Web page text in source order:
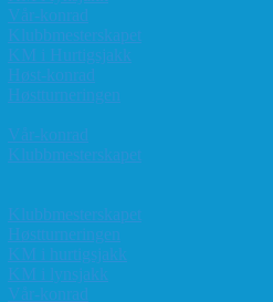
Vår-konrad
Klubbmesterskapet
KM i Hurtigsjakk
Høst-konrad
Høstturneringen
Vår-konrad
Klubbmesterskapet
Klubbmesterskapet
Høstturneringen
KM i hurtigsjakk
KM i lynsjakk
Vår-konrad